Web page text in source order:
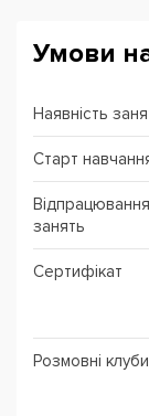
Умови
Наявність
Старт
занять
Сертифікат
Розмовні клуби